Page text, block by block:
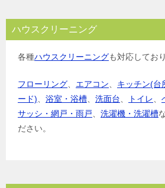
ハウスクリーニング
各種ハウスクリーニングも対応してお
フローリング エアコン キッチン(台
ード)
浴室・浴槽 洗面台 トイレ
サッシ・網戸・雨戸
洗濯機・洗濯槽
ださい。